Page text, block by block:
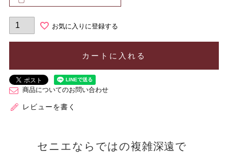
お気に入りに登録する
カートに入れる
商品についてのお問い合わせ
レビューを書く
セニエならではの複雑深遠で